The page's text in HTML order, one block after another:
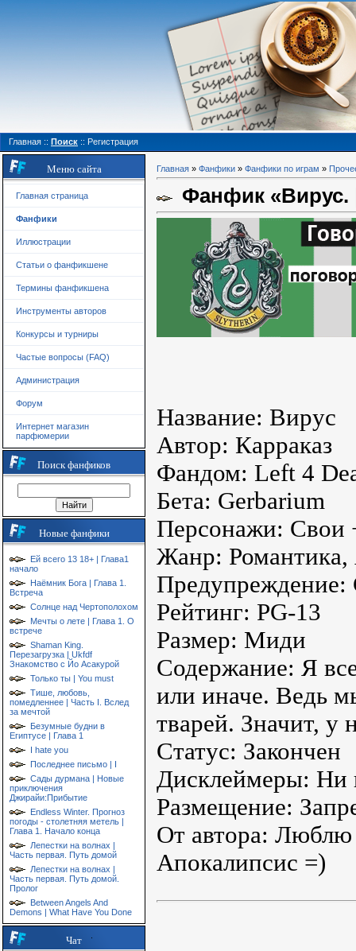
Главная :: Поиск :: Регистрация
Меню сайта
Главная страница
Фанфики
Иллюстрации
Статьи о фанфикшене
Термины фанфикшена
Инструменты авторов
Конкурсы и турниры
Частые вопросы (FAQ)
Администрация
Форум
Интернет магазин
парфюмерии
Поиск фанфиков
Новые фанфики
Ей всего 13 18+ | Глава1
начало
Наёмник Бога | Глава 1.
Встреча
Солнце над Чертополохом
Мечты о лете | Глава 1. О
встрече
Shaman King.
Перезагрузка | Ukfdf
Знакомство с Йо Асакурой
Только ты | You must
Тише, любовь,
помедленнее | Часть I. Вслед
за мечтой
Безумные будни в
Египтусе | Глава 1
I hate you
Последнее письмо | I
Сады дурмана | Новые
приключения
Джирайи:Прибытие
Endless Winter. Прогноз
погоды - столетняя метель |
Глава 1. Начало конца
Лепестки на волнах |
Часть первая. Путь домой
Лепестки на волнах |
Часть первая. Путь домой.
Пролог
Between Angels And
Demons | What Have You Done
Чат
Главная » Фанфики » Фанфики по играм »
Фанфик «Вирус.
Название: Вирус
Автор: Карраказ
Фандом: Left 4
Бета: Gerbarium
Персонажи: Свои
Жанр:
Рейтинг: PG-13
Размер: Миди
Содержание: Я
или иначе. Ведь
тварей. Значит, у
Статус: Закончен
Дисклеймеры: Ни
Размещение:
От автора:
Апокалипсис =)